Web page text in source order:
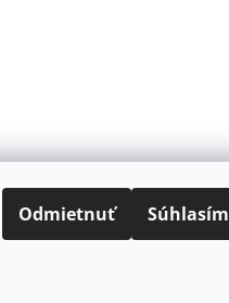
Odmietnuť Súhlasím